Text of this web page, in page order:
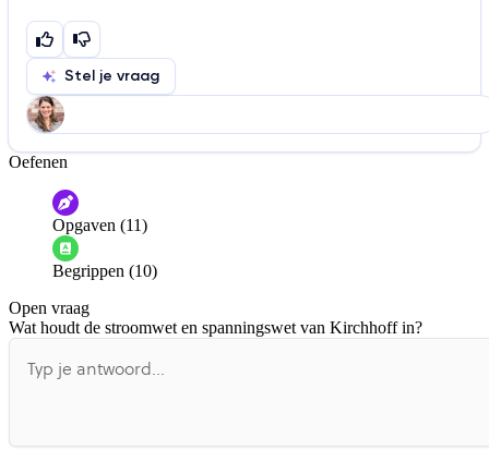
Stel je vraag
Help ons de video te verbeteren
De audio is slecht
Informatie is onjuist
De docent is te langdradig
De uitleg gaat te langzaam
Oefenen
Opgaven (11)
Begrippen (10)
Open vraag
Wat houdt de stroomwet en spanningswet van Kirchhoff in?